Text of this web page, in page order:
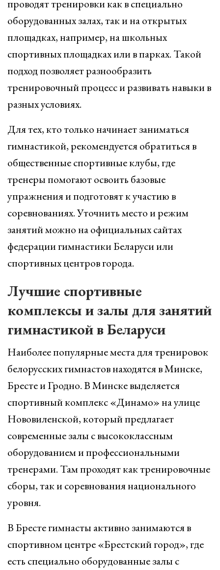
проводят тренировки как в специально
оборудованных залах, так и на открытых
площадках, например, на школьных
спортивных площадках или в парках. Такой
подход позволяет разнообразить
тренировочный процесс и развивать навыки в
разных условиях.
Для тех, кто только начинает заниматься
гимнастикой, рекомендуется обратиться в
общественные спортивные клубы, где
тренеры помогают освоить базовые
упражнения и подготовят к участию в
соревнованиях. Уточнить место и режим
занятий можно на официальных сайтах
федерации гимнастики Беларуси или
спортивных центров города.
Лучшие спортивные
комплексы и залы для занятий
гимнастикой в Беларуси
Наиболее популярные места для тренировок
белорусских гимнастов находятся в Минске,
Бресте и Гродно. В Минске выделяется
спортивный комплекс «Динамо» на улице
Нововиленской, который предлагает
современные залы с высококлассным
оборудованием и профессиональными
тренерами. Там проходят как тренировочные
сборы, так и соревнования национального
уровня.
В Бресте гимнасты активно занимаются в
спортивном центре «Брестский город», где
есть специально оборудованные залы с